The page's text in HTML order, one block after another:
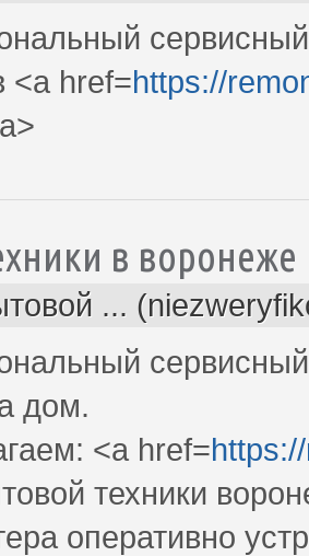
<a href=https://
в воронеже
...
дом.
<a href=
техники
оперативно